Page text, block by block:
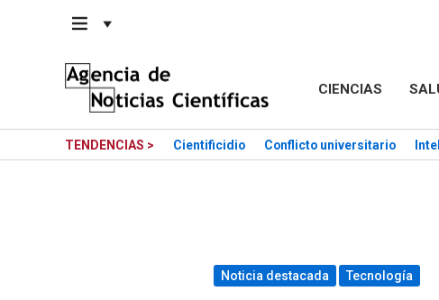
contenido
CIENCIAS
TENDENCIAS > Cientificidio Conflicto universitario
Noticia destacada Tecnología